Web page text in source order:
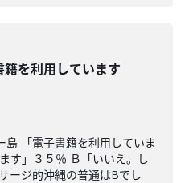
籍を利用しています
島 「電子書籍を利用していま
す」３５％ Ｂ「いいえ。し
ージ的沖縄の普通はBでし